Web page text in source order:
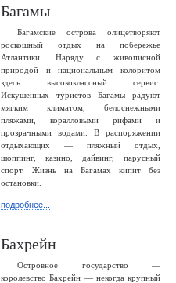
Багамы
Багамские острова олицетворяют
роскошный отдых на побережье
Атлантики. Наряду с живописной
природой и национальным колоритом
здесь высококлассный сервис.
Искушенных туристов Багамы радуют
мягким климатом, белоснежными
пляжами, коралловыми рифами и
прозрачными водами. В распоряжении
отдыхающих — пляжный отдых,
шоппинг, казино, дайвинг, парусный
спорт. Жизнь на Багамах кипит без
остановки.
подробнее...
Бахрейн
Островное государство —
королевство Бахрейн — некогда крупный